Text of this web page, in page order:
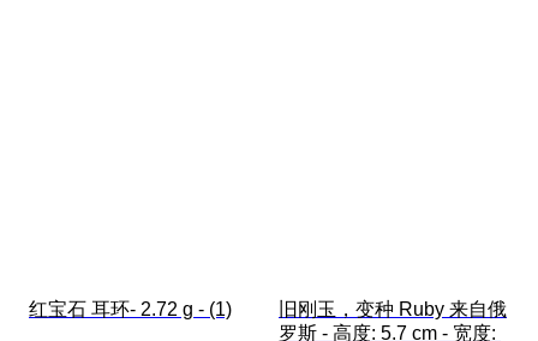
红宝石 耳环- 2.72 g - (1)
旧刚玉，变种 Ruby 来自俄
罗斯 - 高度: 5.7 cm - 宽度: